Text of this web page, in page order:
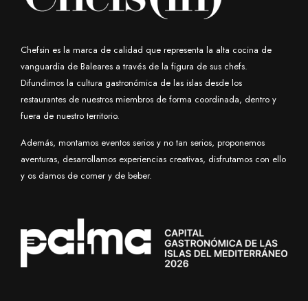
Chefsin es la marca de calidad que representa la alta cocina de
vanguardia de Baleares a través de la figura de sus chefs.
Difundimos la cultura gastronómica de las islas desde los
restaurantes de nuestros miembros de forma coordinada, dentro y
fuera de nuestro territorio.
Además, montamos eventos serios y no tan serios, proponemos
aventuras, desarrollamos experiencias creativas, disfrutamos con ello
y os damos de comer y de beber.